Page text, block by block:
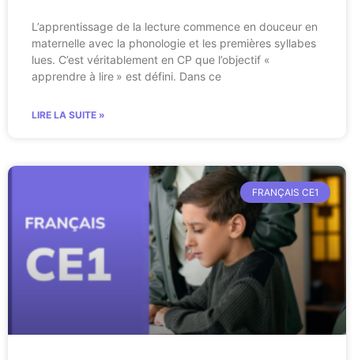
L’apprentissage de la lecture commence en douceur en
maternelle avec la phonologie et les premières syllabes
lues. C’est véritablement en CP que l’objectif «
apprendre à lire » est défini. Dans ce
LIRE LA SUITE »
FRANÇAIS CE1